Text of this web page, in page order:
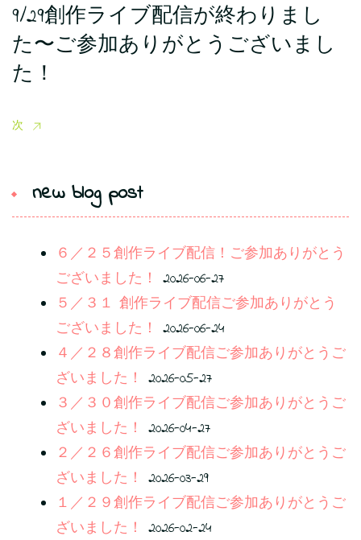
9/29創作ライブ配信が終わりまし
た〜ご参加ありがとうございまし
た！
次
new blog post
６／２５創作ライブ配信！ご参加ありがとう
ございました！ 2026-06-27
５／３１ 創作ライブ配信ご参加ありがとう
ございました！ 2026-06-24
４／２８創作ライブ配信ご参加ありがとうご
ざいました！ 2026-05-27
３／３０創作ライブ配信ご参加ありがとうご
ざいました！ 2026-04-27
２／２６創作ライブ配信ご参加ありがとうご
ざいました！ 2026-03-29
１／２９創作ライブ配信ご参加ありがとうご
ざいました！ 2026-02-24